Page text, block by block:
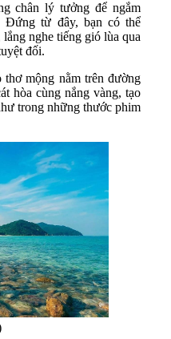
chân lý tưởng để ngắm
Đứng từ đây, bạn có thể
nghe tiếng gió lùa qua
đối.
mộng nằm trên đường
hòa cùng nắng vàng, tạo
trong những thước phim